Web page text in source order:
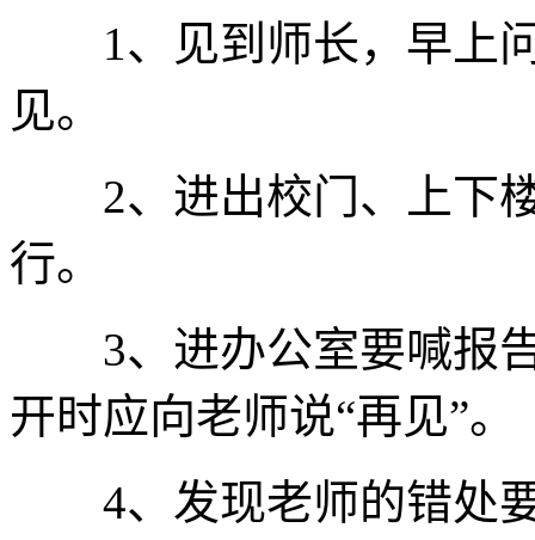
1、见到师长，早上问
见。
2、进出校门、上下楼
行。
3、进办公室要喊报告
开时应向老师说“再见”。
4、发现老师的错处